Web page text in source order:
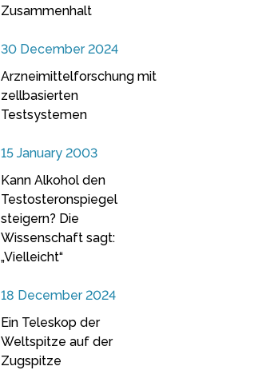
Zusammenhalt
30 December 2024
Arzneimittelforschung mit
zellbasierten
Testsystemen
15 January 2003
Kann Alkohol den
Testosteronspiegel
steigern? Die
Wissenschaft sagt:
„Vielleicht“
18 December 2024
Ein Teleskop der
Weltspitze auf der
Zugspitze